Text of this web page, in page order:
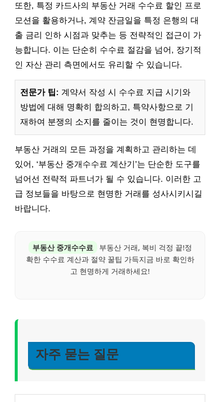
또한, 특정 카드사의 부동산 거래 수수료 할인 프로
모션을 활용하거나, 계약 잔금일을 특정 은행의 대
출 금리 인하 시점과 맞추는 등 전략적인 접근이 가
능합니다. 이는 단순히 수수료 절감을 넘어, 장기적
인 자산 관리 측면에서도 유리할 수 있습니다.
전문가 팁: 계약서 작성 시 수수료 지급 시기와
방법에 대해 명확히 합의하고, 특약사항으로 기
재하여 분쟁의 소지를 줄이는 것이 현명합니다.
부동산 거래의 모든 과정을 계획하고 관리하는 데
있어, ‘부동산 중개수수료 계산기’는 단순한 도구를
넘어선 전략적 파트너가 될 수 있습니다. 이러한 고
급 정보들을 바탕으로 현명한 거래를 성사시키시길
바랍니다.
부동산 중개수수료
부동산 거래, 복비 걱정 끝!정
확한 수수료 계산과 절약 꿀팁 가득지금 바로 확인하
고 현명하게 거래하세요!
자주 묻는 질문